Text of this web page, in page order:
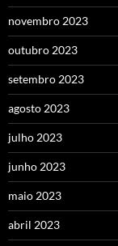
novembro 2023
outubro 2023
setembro 2023
agosto 2023
julho 2023
junho 2023
maio 2023
abril 2023